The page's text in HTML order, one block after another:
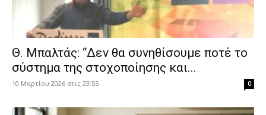
Θ. Μπαλτάς: “Δεν θα συνηθίσουμε ποτέ το
σύστημα της στοχοποίησης και...
10 Μαρτίου 2026 στις 23:55 0